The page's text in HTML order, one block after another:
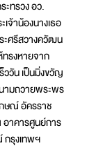
ะทรวง อว.
จ้าน้องนางเธอ
ศรีสวางควัฒน
รงหายจาก
ววัน เป็นมิ่งขวัญ
ามถวายพระพร
ษณ์ อัครราช
าคารศูนย์การ
รุงเทพฯ